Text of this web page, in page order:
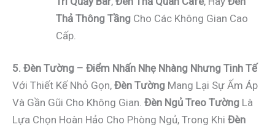
Thả Thông Tầng Cho Các Không Gian Cao
Cấp.
5. Đèn Tường – Điểm Nhấn Nhẹ Nhàng Nhưng Tinh Tế
Với Thiết Kế Nhỏ Gọn, Đèn Tường Mang Lại Sự Ấm Áp
Và Gần Gũi Cho Không Gian. Đèn Ngủ Treo Tường Là
Lựa Chọn Hoàn Hảo Cho Phòng Ngủ, Trong Khi Đèn